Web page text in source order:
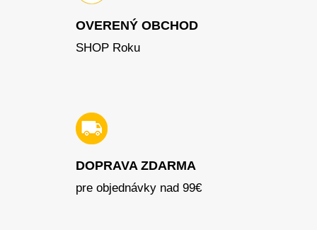
OVERENÝ OBCHOD
SHOP Roku
DOPRAVA ZDARMA
pre objednávky nad 99€